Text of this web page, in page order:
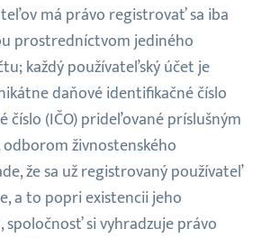
má právo registrovať sa iba
prostredníctvom jediného
každý používateľský účet je
daňové identifikačné číslo
číslo (IČO) prideľované príslušným
živnostenského
že sa už registrovaný používateľ
a to popri existencii jeho
si vyhradzuje právo